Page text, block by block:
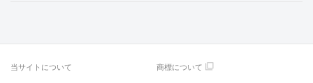
当サイトについて 商標について